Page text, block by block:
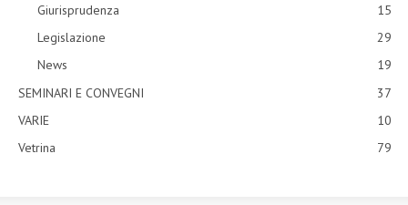
Giurisprudenza
15
Legislazione
29
News
19
SEMINARI E CONVEGNI
37
VARIE
10
Vetrina
79